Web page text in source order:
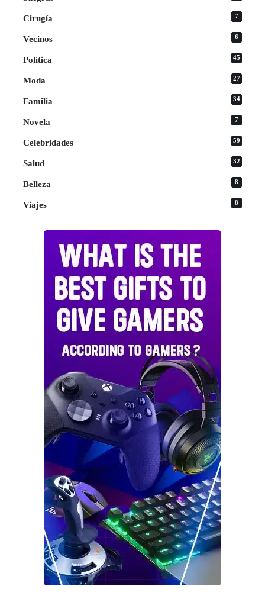
Cirugía 7
Vecinos 6
Política 45
Moda 27
Familia 34
Novela 7
Celebridades 59
Salud 32
Belleza 8
Viajes 8